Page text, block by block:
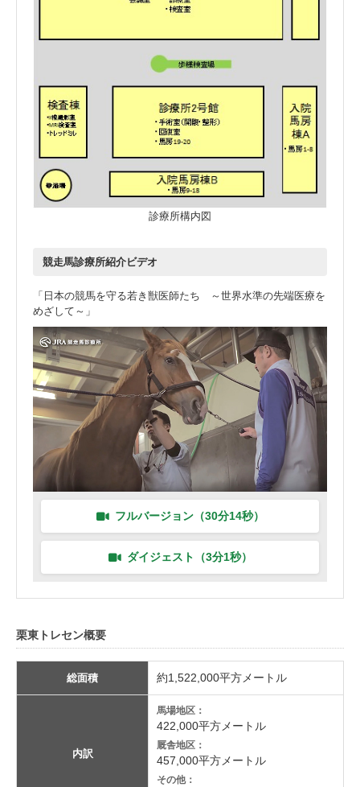
診療所構内図
競走馬診療所紹介ビデオ
「日本の競馬を守る若き獣医師たち ～世界水準の先端医療を
めざして～」
フルバージョン（30分14秒）
ダイジェスト（3分1秒）
栗東トレセン概要
総面積 約1,522,000平方メートル
内訳
馬場地区：
422,000平方メートル
厩舎地区：
457,000平方メートル
その他：